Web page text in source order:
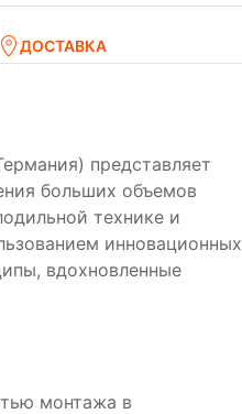
ДОСТАВКА
представляет
больших объемов
технике и
инновационных
вдохновленные
монтажа в